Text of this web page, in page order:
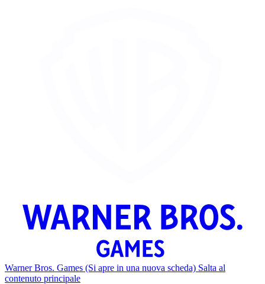
Warner Bros. Games (Si apre in una nuova scheda) Salta al
contenuto principale